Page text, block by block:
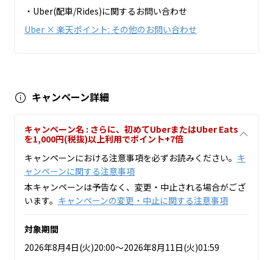
・Uber(配車/Rides)に関するお問い合わせ
Uber × 楽天ポイント: その他のお問い合わせ
キャンペーン詳細
キャンペーン名 : さらに、初めてUberまたはUber Eats
を1,000円(税抜)以上利用でポイント+7倍
キャンペーンにおける注意事項を必ずお読みください。 キ
ャンペーンに関する注意事項
本キャンペーンは予告なく、変更・中止される場合がござ
います。 キャンペーンの変更・中止に関する注意事項
対象期間
2026年8月4日(火)20:00～2026年8月11日(火)01:59